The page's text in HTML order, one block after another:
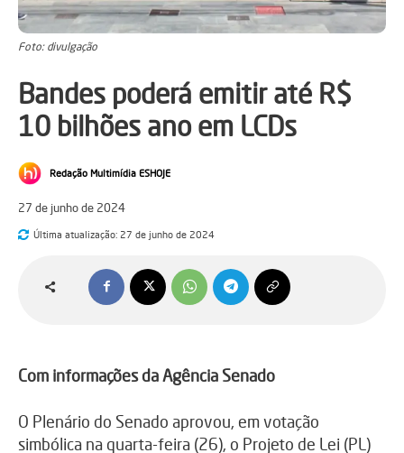
Foto: divulgação
Bandes poderá emitir até R$
10 bilhões ano em LCDs
Redação Multimídia ESHOJE
27 de junho de 2024
Última atualização: 27 de junho de 2024
Com informações da Agência Senado
O Plenário do Senado aprovou, em votação
simbólica na quarta-feira (26), o Projeto de Lei (PL)